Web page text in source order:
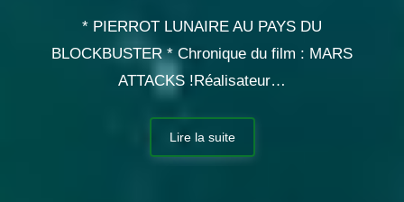
* PIERROT LUNAIRE AU PAYS DU
BLOCKBUSTER * Chronique du film : MARS
ATTACKS !Réalisateur…
Lire la suite